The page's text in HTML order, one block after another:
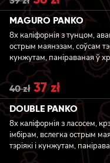
price
was:
39 zł.
price
is:
36 zł.
MAGURO PANKO
8x каліфорнія з тунцом,
острым маянэзам, соўсам
кунжутам, паніраваная ў
40zł Original
price
was:
40 zł.
37zł
price
is:
37 zł.
DOUBLE PANKO
8x каліфорнія з ласосем,
імбірам, вслегка острым
тэріякі і кунжутам,
панка